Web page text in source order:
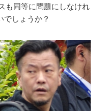
も同等に問題にしなけれ
でしょうか？